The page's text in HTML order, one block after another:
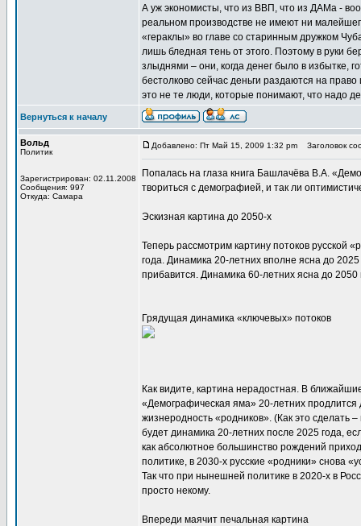
А уж экономисты, что из ВВП, что из ДАМа -
реальном производстве не имеют ни
«гераклы» во главе со старинным дружком
лишь бледная тень от этого. Поэтому в руки
злыднями – они, когда денег было в избытке,
бестолково сейчас деньги раздаются на
это не те люди, которые понимают, что надо
Вернуться к началу
Вольд
Политик
Зарегистрирован: 02.11.2008
Сообщения: 997
Откуда: Самара
Добавлено: Пт Май 15, 2009 1:32 pm Заголовок
Попалась на глаза книга Башлачёва В.А.
твориться с демографией, и так ли
Эскизная картина до 2050-х
Теперь рассмотрим картину потоков русской
года. Динамика 20-летних вполне ясна до
прибавится. Динамика 60-летних ясна до
Грядущая динамика «ключевых» потоков
Как видите, картина нерадостная. В
«Демографическая яма» 20-летних
жизнеродность «родников». (Как это сделать
будет динамика 20-летних после 2025 года,
как абсолютное большинство рождений
политике, в 2030-х русские «родники» снова
Так что при нынешней политике в 2020-х в
просто некому.
Впереди маячит печальная картина